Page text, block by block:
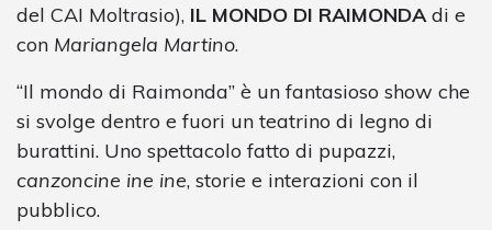
del CAI Moltrasio), IL MONDO DI RAIMONDAdi e
con Mariangela Martino.
“Il mondo di Raimonda” è un fantasioso show che
si svolge dentro e fuori un teatrino di legno di
burattini. Uno spettacolo fatto di pupazzi,
canzoncine ine ine, storie e interazioni con il
pubblico.